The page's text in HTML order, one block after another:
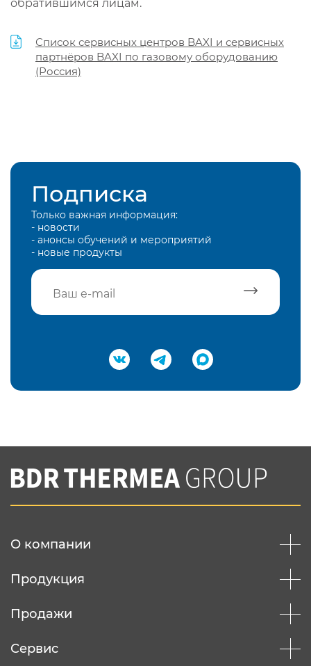
обратившимся лицам.
Список сервисных центров BAXI и сервисных
партнёров BAXI по газовому оборудованию
(Россия)
Подписка
Только важная информация:
- новости
- анонсы обучений и мероприятий
- новые продукты
Подтвердить e-mail
Вы соглашаетесь с нашей политикой
конфеденциальности
О компании
Продукция
Продажи
Сервис